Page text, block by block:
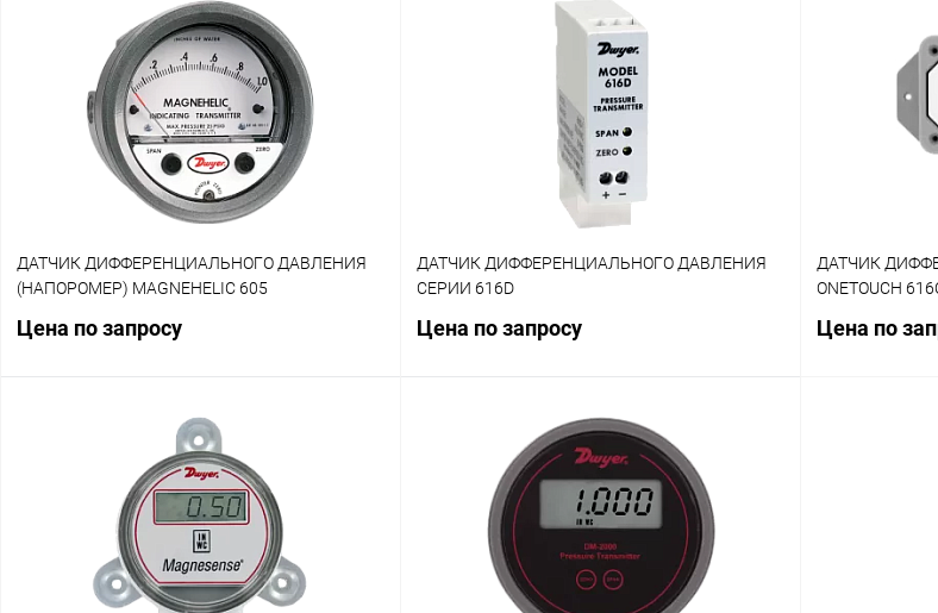
ДАТЧИК ДИФФЕРЕНЦИАЛЬНОГО ДАВЛЕНИЯ
(НАПОРОМЕР) MAGNEHELIC 605
Цена по запросу
Запросить цену
Купить в 1 клик Сравнение
В избранное Наличие уточняйте
ДАТЧИК ДИФФЕРЕНЦИАЛЬНОГО ДАВЛЕНИЯ
СЕРИИ 616D
Цена по запросу
Запросить цену
Купить в 1 клик Сравнение
В избранное Наличие уточняйте
ДАТЧИК
ONETOUCH
Цена по